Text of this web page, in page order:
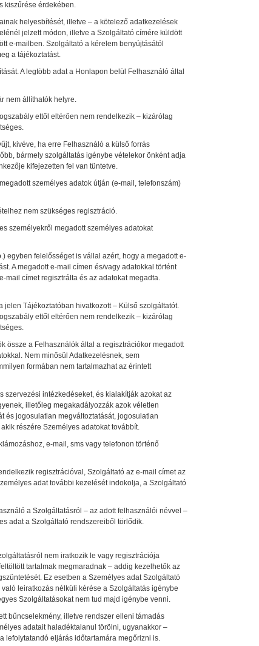
kiszűrése érdekében.
helyesbítését, illetve – a kötelező adatkezelések
jelzett módon, illetve a Szolgáltató címére küldött
e-mailben. Szolgáltató a kérelem benyújtásától
a tájékoztatást.
A legtöbb adat a Honlapon belül Felhasználó által
nem állíthatók helyre.
ettől eltérően nem rendelkezik – kizárólag
kivéve, ha erre Felhasználó a külső forrás
bármely szolgáltatás igénybe vételekor önként adja
kifejezetten fel van tüntetve.
személyes adatok útján (e-mail, telefonszám)
nem szükséges regisztráció.
személyekről megadott személyes adatokat
egyben felelősséget is vállal azért, hogy a megadott e-
A megadott e-mail címen és/vagy adatokkal történt
címet regisztrálta és az adatokat megadta.
Tájékoztatóban hivatkozott – Külső szolgáltatót.
ettől eltérően nem rendelkezik – kizárólag
össze a Felhasználók által a regisztrációkor megadott
Nem minősül Adatkezelésnek, sem
formában nem tartalmazhat az érintett
intézkedéseket, és kialakítják azokat az
illetőleg megakadályozzák azok véletlen
és jogosulatlan megváltoztatását, jogosulatlan
részére Személyes adatokat továbbít.
e-mail, sms vagy telefonon történő
regisztrációval, Szolgáltató az e-mail címet az
adat további kezelését indokolja, a Szolgáltató
a Szolgáltatásról – az adott felhasználói névvel –
adat a Szolgáltató rendszereiből törlődik.
nem iratkozik le vagy regisztrációja
tartalmak megmaradnak – addig kezelhetők az
Ez esetben a Személyes adat Szolgáltató
leiratkozás nélküli kérése a Szolgáltatás igénybe
Szolgáltatásokat nem tud majd igénybe venni.
bűncselekmény, illetve rendszer elleni támadás
adatait haladéktalanul törölni, ugyanakkor –
lefolytatandó eljárás időtartamára megőrizni is.